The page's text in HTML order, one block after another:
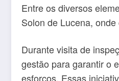
Entre os diversos
Solon de Lucena,
Durante visita de
gestão para garantir o
esforços. Essas